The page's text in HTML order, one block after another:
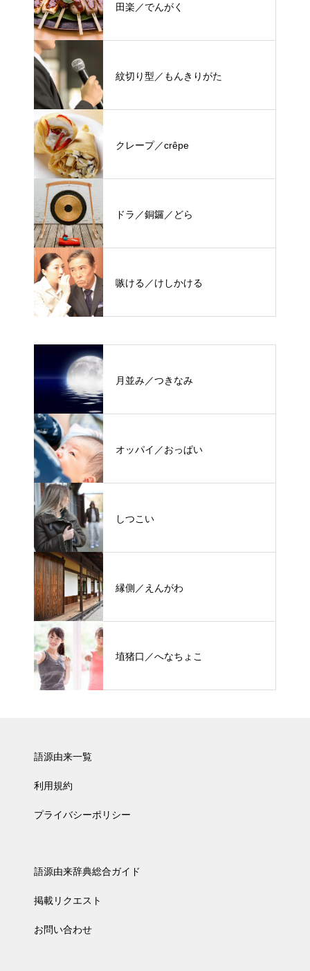
田楽／でんがく
紋切り型／もんきりがた
クレープ／crêpe
ドラ／銅鑼／どら
嗾ける／けしかける
月並み／つきなみ
オッパイ／おっぱい
しつこい
縁側／えんがわ
埴猪口／へなちょこ
語源由来一覧
利用規約
プライバシーポリシー
語源由来辞典総合ガイド
掲載リクエスト
お問い合わせ